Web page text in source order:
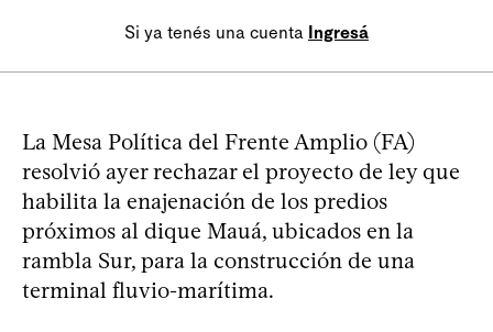
Si ya tenés una cuenta Ingresá
La Mesa Política del Frente Amplio (FA)
resolvió ayer rechazar el proyecto de ley que
habilita la enajenación de los predios
próximos al dique Mauá, ubicados en la
rambla Sur, para la construcción de una
terminal fluvio-marítima.